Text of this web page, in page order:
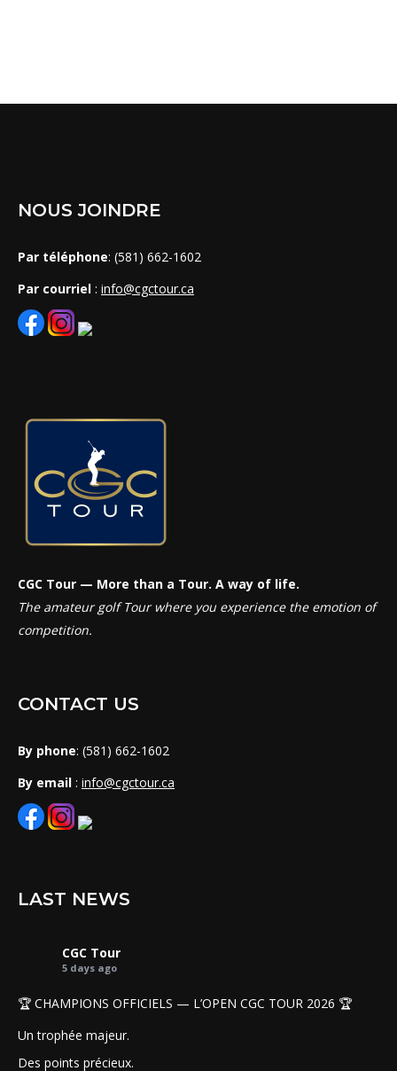
NOUS JOINDRE
Par téléphone: (581) 662-1602
Par courriel : info@cgctour.ca
CGC Tour — More than a Tour. A way of life.
The amateur golf Tour where you experience the emotion of
competition.
CONTACT US
By phone: (581) 662-1602
By email : info@cgctour.ca
LAST NEWS
CGC Tour
5 days ago
🏆 CHAMPIONS OFFICIELS — L’OPEN CGC TOUR 2026 🏆
Un trophée majeur.
Des points précieux.